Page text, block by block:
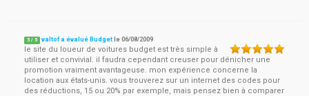
5 / 5 valtof a évalué Budget le06/08/2009
le site du loueur de voitures budget est très simple à
utiliser et convivial. il faudra cependant creuser pour dénicher une
promotion vraiment avantageuse. mon expérience concerne la
location aux états-unis. vous trouverez sur un internet des codes pour
des réductions, 15 ou 20% par exemple, mais pensez bien à comparer